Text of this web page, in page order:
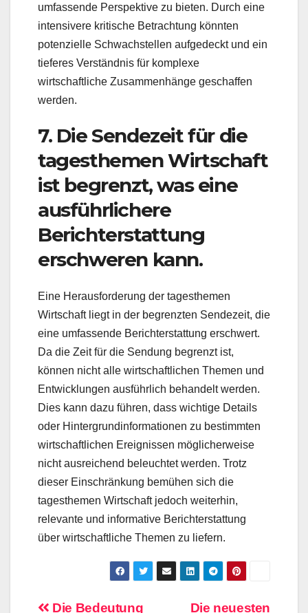
umfassende Perspektive zu bieten. Durch eine
intensivere kritische Betrachtung könnten
potenzielle Schwachstellen aufgedeckt und ein
tieferes Verständnis für komplexe
wirtschaftliche Zusammenhänge geschaffen
werden.
7. Die Sendezeit für die
tagesthemen Wirtschaft
ist begrenzt, was eine
ausführlichere
Berichterstattung
erschweren kann.
Eine Herausforderung der tagesthemen
Wirtschaft liegt in der begrenzten Sendezeit, die
eine umfassende Berichterstattung erschwert.
Da die Zeit für die Sendung begrenzt ist,
können nicht alle wirtschaftlichen Themen und
Entwicklungen ausführlich behandelt werden.
Dies kann dazu führen, dass wichtige Details
oder Hintergrundinformationen zu bestimmten
wirtschaftlichen Ereignissen möglicherweise
nicht ausreichend beleuchtet werden. Trotz
dieser Einschränkung bemühen sich die
tagesthemen Wirtschaft jedoch weiterhin,
relevante und informative Berichterstattung
über wirtschaftliche Themen zu liefern.
Die neuesten
Die Bedeutung